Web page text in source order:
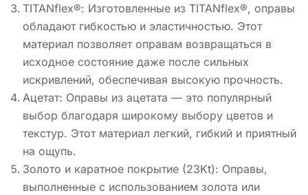
TITANflex®: Изготовленные из TITANflex®, оправы
обладают гибкостью и эластичностью. Этот
материал позволяет оправам возвращаться в
исходное состояние даже после сильных
искривлений, обеспечивая высокую прочность.
Ацетат: Оправы из ацетата — это популярный
выбор благодаря широкому выбору цветов и
текстур. Этот материал легкий, гибкий и приятный
на ощупь.
Золото и каратное покрытие (23Kt): Оправы,
выполненные с использованием золота или